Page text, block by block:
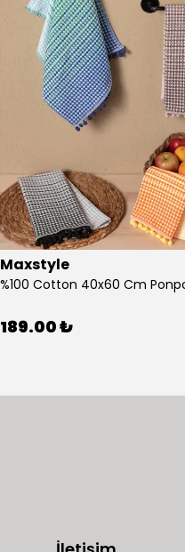
Maxstyle
189.00 ₺